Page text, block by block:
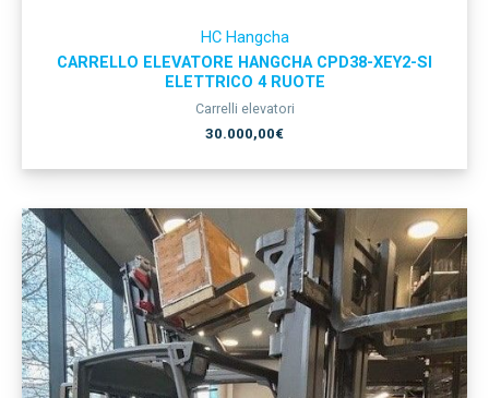
HC Hangcha
CARRELLO ELEVATORE HANGCHA CPD38-XEY2-SI
ELETTRICO 4 RUOTE
Carrelli elevatori
30.000,00€